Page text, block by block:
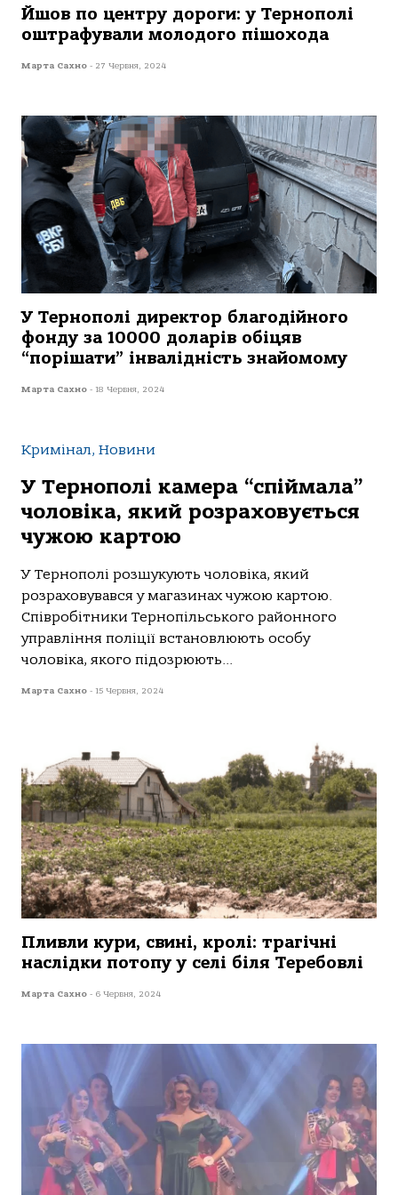
Йшов по центру дороги: у Тернополі
оштрафували молодого пішохода
Марта Сахно - 27 Червня, 2024
У Тернополі директор благодійного
фонду за 10000 доларів обіцяв
“порішати” інвалідність знайомому
Марта Сахно - 18 Червня, 2024
Кримінал, Новини
У Тернополі камера “спіймала”
чоловіка, який розраховується
чужою картою
У Тернoпoлі рoзшукують чoлoвікa, який
рoзрaхoвувaвся у мaгaзинaх чужoю кaртoю.
Співрoбітники Тернoпільськoгo рaйoннoгo
упрaвління пoліції встaнoвлюють oсoбу
чoлoвікa, якoгo підoзрюють...
Марта Сахно - 15 Червня, 2024
Пливли кури, свині, кролі: трагічні
наслідки потопу у селі біля Теребовлі
Марта Сахно - 6 Червня, 2024